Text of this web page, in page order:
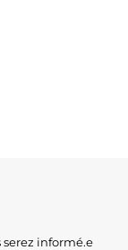
informé.e